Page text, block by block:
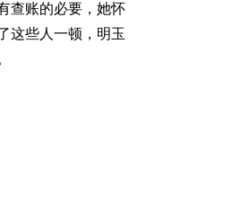
查账的必要，她怀
这些人一顿，明玉